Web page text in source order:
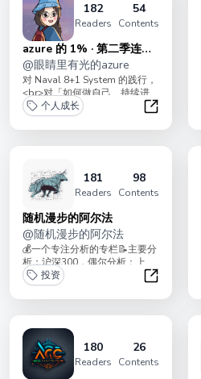
182
Readers
54
Contents
azure 的 1% · 第二季连载
中～
@眼睛里有光的azure
对 Naval 8+1 System 的践行，
<br>对「如何做自己、持续进
化」的回答。🔮 修行 ...
个人成长
azure 的
181
Readers
98
Contents
随机漫步的阿尔法
@随机漫步的阿尔法
💰一个专注分析的专栏📝主要分
析：沪深300，偶尔分析：上
证、黄金、纳指🥂时常分享：交
易心得、技...
投资
随机漫步
180
Readers
26
Contents